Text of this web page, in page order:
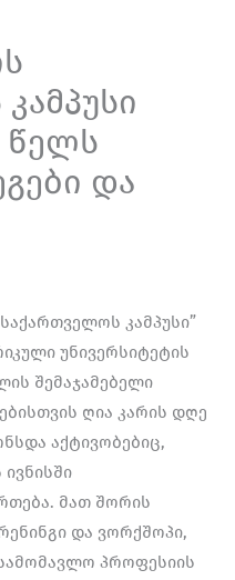
წელს
და
კამპუსი”
უნივერსიტეტის
შემაჯამებელი
ღია კარის დღე
აქტივობებიც,
მათ შორის
და ვორქშოპი,
პროფესიის